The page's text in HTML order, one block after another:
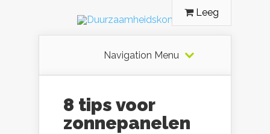
Leeg
Navigation Menu
8 tips voor
zonnepanelen